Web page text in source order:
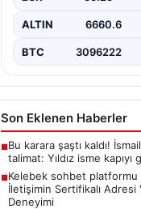
bir şekilde bağlantı
birçok…
ALTIN 6660.6
BTC 3096222
Son Eklenen Haberler
■Bu karara şaştı kaldı!
talimat: Yıldız isme kapıyı
■Kelebek sohbet platformu
İletişimin Sertifikalı Adresi
Deneyimi